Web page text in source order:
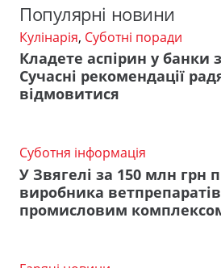
Популярні новини
Кулінарія, Суботні поради
Кладете аспірин у банки
Сучасні рекомендації
відмовитися
Суботня інформація
У Звягелі за 150 млн грн
виробника
промисловим